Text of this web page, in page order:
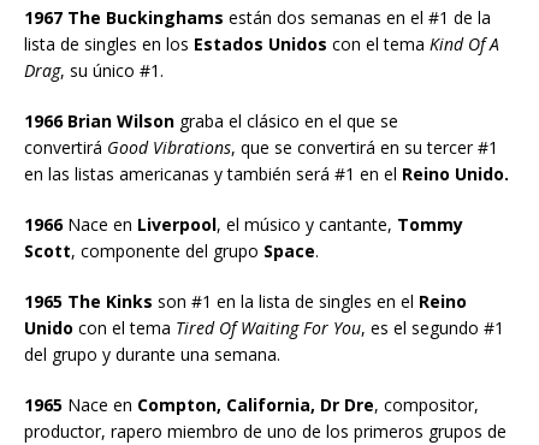
1967 The Buckinghams están dos semanas en el #1 de la
lista de singles en los Estados Unidos con el tema Kind Of A
Drag, su único #1.
1966 Brian Wilson graba el clásico en el que se
convertirá Good Vibrations, que se convertirá en su tercer #1
en las listas americanas y también será #1 en el Reino Unido.
1966Nace en Liverpool, el músico y cantante, Tommy
Scott, componente del grupo Space.
1965 The Kinks son #1 en la lista de singles en el Reino
Unido con el tema Tired Of Waiting For You, es el segundo #1
del grupo y durante una semana.
1965 Nace en Compton, California, Dr Dre, compositor,
productor, rapero miembro de uno de los primeros grupos de